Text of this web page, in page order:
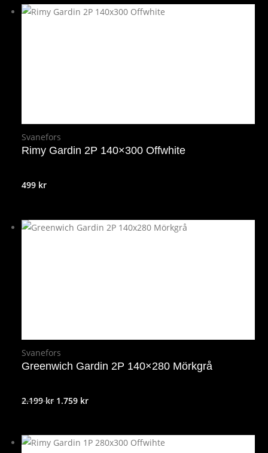
Svanefors
Rimy Gardin 2P 140×300 Offwhite
499 kr
Svanefors
Greenwich Gardin 2P 140×280 Mörkgrå
2.199kr Det
var:
1.759 krDet
är: